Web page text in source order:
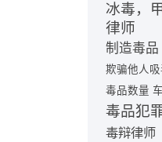
冰毒，
律师
制造毒品
欺骗他人吸
毒品数量
毒品犯
毒辩律师